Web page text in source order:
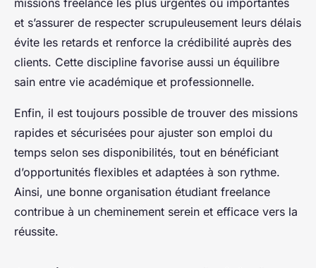
et s’assurer de respecter scrupuleusement leurs délais
évite les retards et renforce la crédibilité auprès des
clients. Cette discipline favorise aussi un équilibre
sain entre vie académique et professionnelle.
Enfin, il est toujours possible de trouver des missions
rapides et sécurisées pour ajuster son emploi du
temps selon ses disponibilités, tout en bénéficiant
d’opportunités flexibles et adaptées à son rythme.
Ainsi, une bonne organisation étudiant freelance
contribue à un cheminement serein et efficace vers la
réussite.